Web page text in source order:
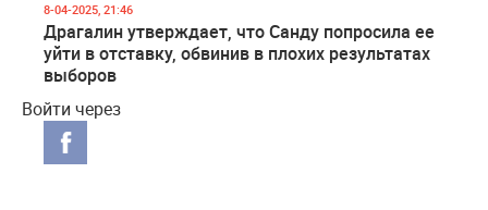
8-04-2025, 21:46
Драгалин утверждает, что Санду попросила ее
уйти в отставку, обвинив в плохих результатах
выборов
Войти через